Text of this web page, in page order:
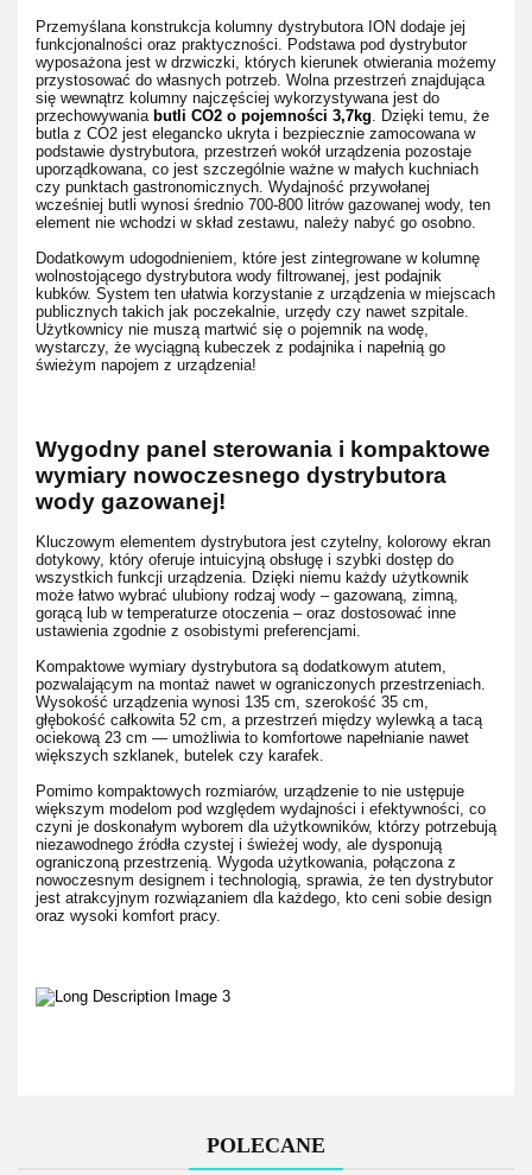
Przemyślana konstrukcja kolumny dystrybutora ION dodaje jej
funkcjonalności oraz praktyczności. Podstawa pod dystrybutor
wyposażona jest w drzwiczki, których kierunek otwierania możemy
przystosować do własnych potrzeb. Wolna przestrzeń znajdująca
się wewnątrz kolumny najczęściej wykorzystywana jest do
przechowywania butli CO2 o pojemności 3,7kg. Dzięki temu, że
butla z CO2 jest elegancko ukryta i bezpiecznie zamocowana w
podstawie dystrybutora, przestrzeń wokół urządzenia pozostaje
uporządkowana, co jest szczególnie ważne w małych kuchniach
czy punktach gastronomicznych. Wydajność przywołanej
wcześniej butli wynosi średnio 700-800 litrów gazowanej wody, ten
element nie wchodzi w skład zestawu, należy nabyć go osobno.
Dodatkowym udogodnieniem, które jest zintegrowane w kolumnę
wolnostojącego dystrybutora wody filtrowanej, jest podajnik
kubków. System ten ułatwia korzystanie z urządzenia w miejscach
publicznych takich jak poczekalnie, urzędy czy nawet szpitale.
Użytkownicy nie muszą martwić się o pojemnik na wodę,
wystarczy, że wyciągną kubeczek z podajnika i napełnią go
świeżym napojem z urządzenia!
Wygodny panel sterowania i kompaktowe
wymiary nowoczesnego dystrybutora
wody gazowanej!
Kluczowym elementem dystrybutora jest czytelny, kolorowy ekran
dotykowy, który oferuje intuicyjną obsługę i szybki dostęp do
wszystkich funkcji urządzenia. Dzięki niemu każdy użytkownik
może łatwo wybrać ulubiony rodzaj wody – gazowaną, zimną,
gorącą lub w temperaturze otoczenia – oraz dostosować inne
ustawienia zgodnie z osobistymi preferencjami.
Kompaktowe wymiary dystrybutora są dodatkowym atutem,
pozwalającym na montaż nawet w ograniczonych przestrzeniach.
Wysokość urządzenia wynosi 135 cm, szerokość 35 cm,
głębokość całkowita 52 cm, a przestrzeń między wylewką a tacą
ociekową 23 cm — umożliwia to komfortowe napełnianie nawet
większych szklanek, butelek czy karafek.
Pomimo kompaktowych rozmiarów, urządzenie to nie ustępuje
większym modelom pod względem wydajności i efektywności, co
czyni je doskonałym wyborem dla użytkowników, którzy potrzebują
niezawodnego źródła czystej i świeżej wody, ale dysponują
ograniczoną przestrzenią. Wygoda użytkowania, połączona z
nowoczesnym designem i technologią, sprawia, że ten dystrybutor
jest atrakcyjnym rozwiązaniem dla każdego, kto ceni sobie design
oraz wysoki komfort pracy.
POLECANE